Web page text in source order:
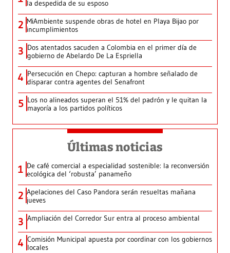
la despedida de su esposo
2 MiAmbiente suspende obras de hotel en Playa Bijao por
incumplimientos
3 Dos atentados sacuden a Colombia en el primer día de
gobierno de Abelardo De La Espriella
4 Persecución en Chepo: capturan a hombre señalado de
disparar contra agentes del Senafront
5 Los no alineados superan el 51% del padrón y le quitan la
mayoría a los partidos políticos
Últimas noticias
1 De café comercial a especialidad sostenible: la reconversión
ecológica del ‘robusta’ panameño
2 Apelaciones del Caso Pandora serán resueltas mañana
jueves
3 Ampliación del Corredor Sur entra al proceso ambiental
4 Comisión Municipal apuesta por coordinar con los gobiernos
locales